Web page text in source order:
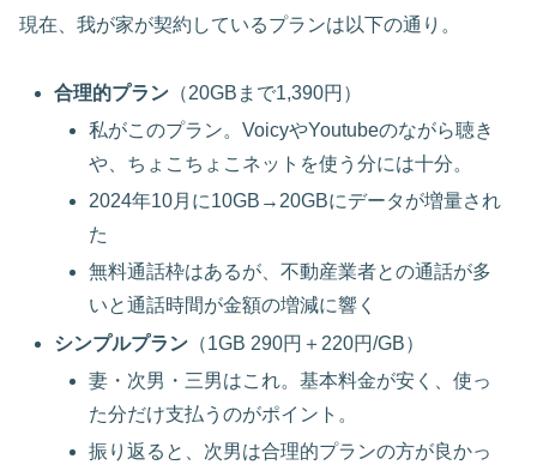
現在、我が家が契約しているプランは以下の通り。
合理的プラン （20GBまで1,390円）
私がこのプラン。VoicyやYoutubeのながら聴き
や、ちょこちょこネットを使う分には十分。
2024年10月に10GB→20GBにデータが増量され
た
無料通話枠はあるが、不動産業者との通話が多
いと通話時間が金額の増減に響く
シンプルプラン （1GB 290円＋220円/GB）
妻・次男・三男はこれ。基本料金が安く、使っ
た分だけ支払うのがポイント。
振り返ると、次男は合理的プランの方が良かっ